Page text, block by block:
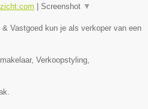
Screenshot ▼
Vastgoed kun je als verkoper van een
Verkoopstyling,